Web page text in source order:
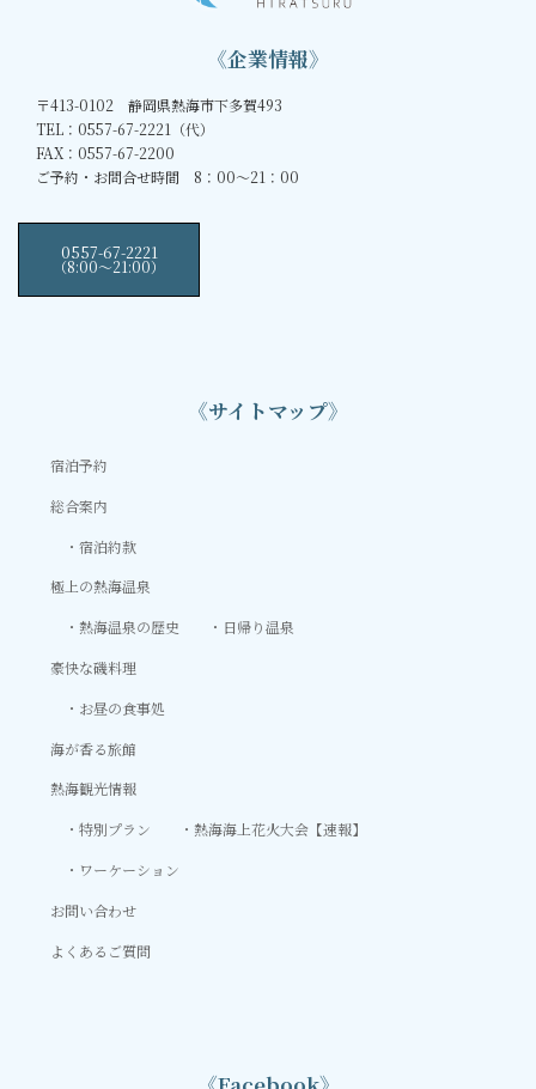
《企業情報》
〒413-0102 静岡県熱海市下多賀493
TEL：0557-67-2221（代）
FAX：0557-67-2200
ご予約・お問合せ時間 8：00～21：00
0557-67-2221
（8:00〜21:00）
《サイトマップ》
宿泊予約
総合案内
宿泊約款
極上の熱海温泉
熱海温泉の歴史
日帰り温泉
豪快な磯料理
お昼の食事処
海が香る旅館
熱海観光情報
特別プラン
熱海海上花火大会【速報】
ワーケーション
お問い合わせ
よくあるご質問